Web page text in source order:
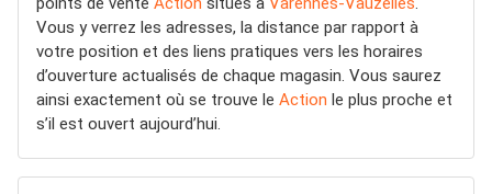
Vous y verrez les adresses, la distance par rapport à
votre position et des liens pratiques vers les horaires
d’ouverture actualisés de chaque magasin. Vous saurez
ainsi exactement où se trouve le Action le plus proche et
s’il est ouvert aujourd’hui.